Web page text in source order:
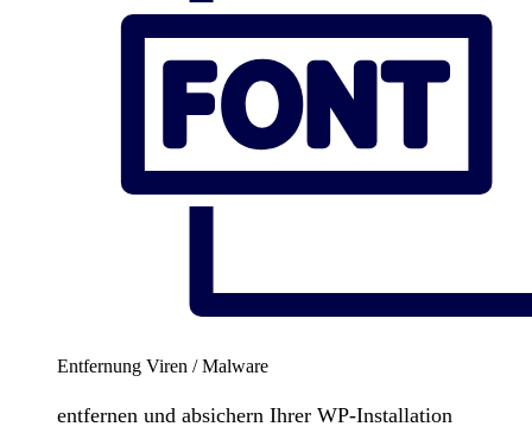
Entfernung Viren / Malware
entfernen und absichern Ihrer WP-Installation